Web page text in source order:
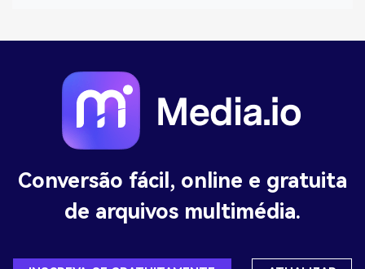
Conversão fácil, online e gratuita
de arquivos multimédia.